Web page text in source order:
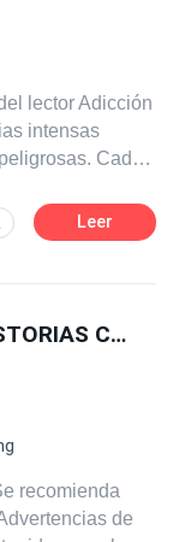
lector Adicción
intensas
Cada
Estas son
a 10 capítulos,
Leer
DESEOS SUCIOS: HISTORIAS CORTAS CALIENTES
recomienda